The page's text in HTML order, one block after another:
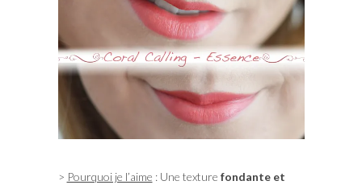
> Pourquoi je l’aime : Une texture fondante et